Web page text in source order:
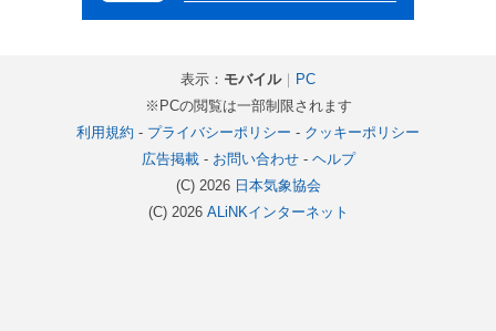
表示： モバイル｜
PC
※PCの閲覧は一部制限されます
利用規約 - プライバシーポリシー - クッキーポリシー
広告掲載- お問い合わせ- ヘルプ
(C) 2026 日本気象協会
(C) 2026 ALiNKインターネット